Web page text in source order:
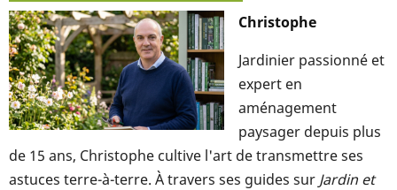
Christophe
Jardinier passionné et
expert en
aménagement
paysager depuis plus
de 15 ans, Christophe cultive l'art de transmettre ses
astuces terre-à-terre. À travers ses guides sur Jardin et